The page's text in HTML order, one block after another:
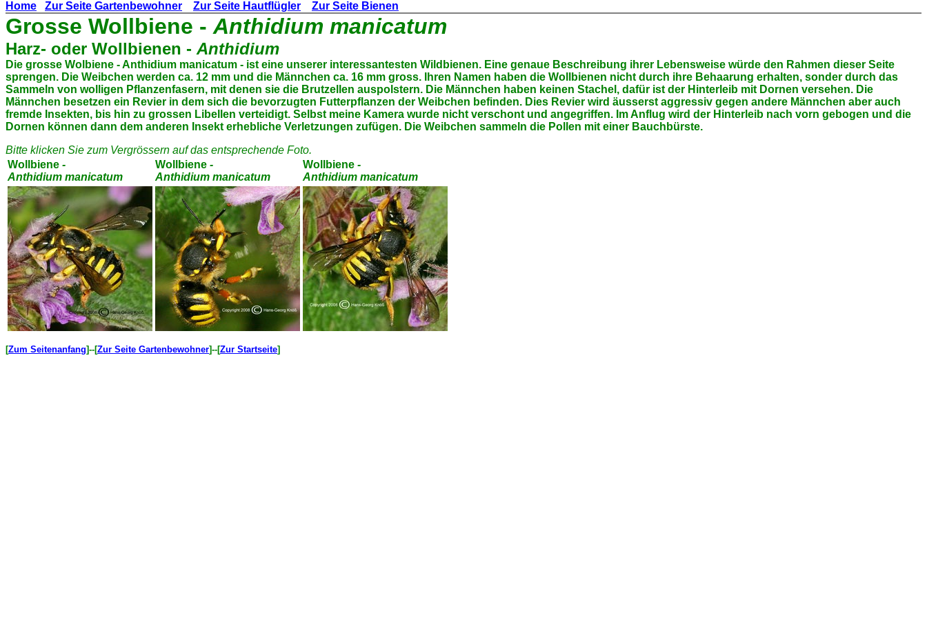
Home Zur Seite Gartenbewohner Zur Seite Hautflügler Zur Seite Bienen
Grosse Wollbiene - Anthidium manicatum
Harz- oder Wollbienen - Anthidium
Die grosse Wolbiene - Anthidium manicatum - ist eine unserer interessantesten Wildbienen. Eine genaue Beschreibung ihrer Lebensweise würde den Rahmen dieser Seite
sprengen. Die Weibchen werden ca. 12 mm und die Männchen ca. 16 mm gross. Ihren Namen haben die Wollbienen nicht durch ihre Behaarung erhalten, sonder durch das
Sammeln von wolligen Pflanzenfasern, mit denen sie die Brutzellen auspolstern. Die Männchen haben keinen Stachel, dafür ist der Hinterleib mit Dornen versehen. Die
Männchen besetzen ein Revier in dem sich die bevorzugten Futterpflanzen der Weibchen befinden. Dies Revier wird äusserst aggressiv gegen andere Männchen aber auch
fremde Insekten, bis hin zu grossen Libellen verteidigt. Selbst meine Kamera wurde nicht verschont und angegriffen. Im Anflug wird der Hinterleib nach vorn gebogen und die
Dornen können dann dem anderen Insekt erhebliche Verletzungen zufügen. Die Weibchen sammeln die Pollen mit einer Bauchbürste.
Bitte klicken Sie zum Vergrössern auf das entsprechende Foto.
Wollbiene -
Anthidium manicatum
Wollbiene -
Anthidium manicatum
Wollbiene -
Anthidium manicatum
[Zum Seitenanfang]--[Zur Seite Gartenbewohner]--[Zur Startseite]